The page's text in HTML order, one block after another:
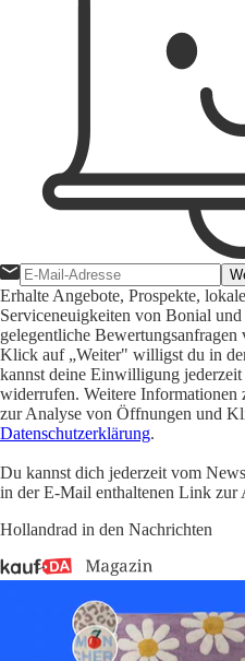
Erhalte Angebote, Prospekte,
Serviceneuigkeiten von Bonial
gelegentliche
Klick auf „Weiter" willigst du in
kannst deine Einwilligung
widerrufen. Weitere Informationen
zur Analyse von Öffnungen und
Datenschutzerklärung.
Du kannst dich jederzeit vom
in der E-Mail enthaltenen Link zur
Hollandrad in den Nachrichten